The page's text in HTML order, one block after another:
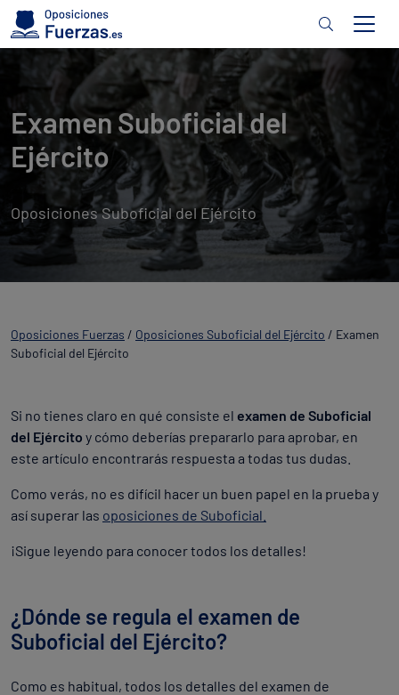
Examen Suboficial del
Ejército
Oposiciones Suboficial del Ejército
Oposiciones Fuerzas / Oposiciones Suboficial del Ejército / Examen
Suboficial del Ejército
Si no tienes claro en qué consiste el examen de Suboficial
del Ejército y cómo deberías prepararlo para aprobar, en
este artículo encontrarás respuesta a todas tus dudas.
Como verás, no es difícil hacer un buen papel en la prueba y
así superar las oposiciones de Suboficial.
¡Sigue leyendo para conocer todos los detalles!
¿Dónde se regula el examen de
Suboficial del Ejército?
Como es habitual, todos los detalles del examen de